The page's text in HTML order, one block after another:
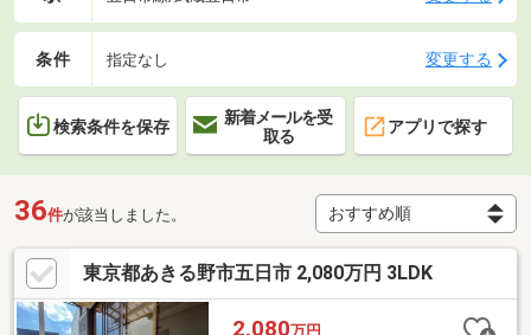
条件 指定なし 変更する
検索条件を保存
新着メールを受
取る
アプリで探す
36件が該当しました。
東京都あきる野市五日市 2,080万円 3LDK
2,080万円